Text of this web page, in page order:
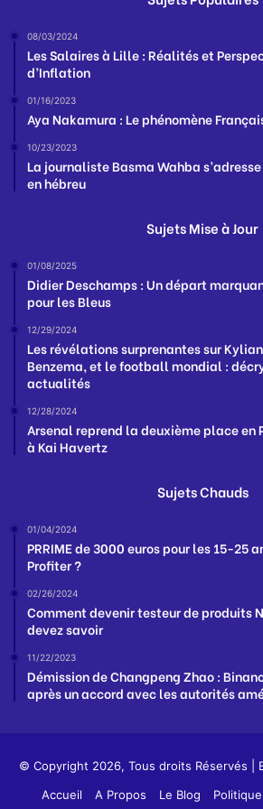
08/03/2024
Les Salaires à Lille : Réalités et
d’Inflation
01/16/2023
Aya Nakamura : Le phénomène
10/23/2023
La journaliste Basma Wahba
en hébreu
Sujets Mise à Jour
01/08/2025
Didier Deschamps : Un départ
pour les Bleus
12/29/2024
Les révélations surprenantes sur
Benzema, et le football mondial :
actualités
12/28/2024
Arsenal reprend la deuxième place en
à Kai Havertz
Sujets Chauds
01/04/2024
PRRIME de 3000 euros pour les 15-25
Profiter ?
02/26/2024
Comment devenir testeur de produits
devez savoir
11/22/2023
Démission de Changpeng Zhao :
après un accord avec les autorités
© Copyright 2026, Tous droits Réservés |
Accueil
A Propos Le Blog